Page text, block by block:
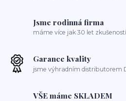
Jsme rodinná firma
máme více jak 30 let zkušeností
Garance kvality
jsme výhradním distributorem
VŠE máme SKLADEM